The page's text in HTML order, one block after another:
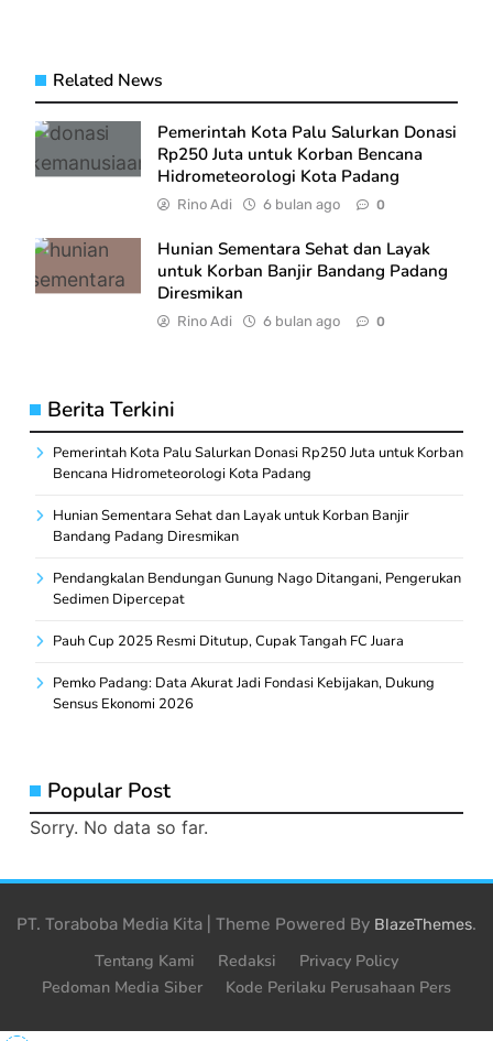
Related News
Pemerintah Kota Palu Salurkan Donasi
Rp250 Juta untuk Korban Bencana
Hidrometeorologi Kota Padang
Rino Adi 6 bulan ago 0
Hunian Sementara Sehat dan Layak
untuk Korban Banjir Bandang Padang
Diresmikan
Rino Adi 6 bulan ago 0
Berita Terkini
Pemerintah Kota Palu Salurkan Donasi Rp250 Juta untuk Korban
Bencana Hidrometeorologi Kota Padang
Hunian Sementara Sehat dan Layak untuk Korban Banjir
Bandang Padang Diresmikan
Pendangkalan Bendungan Gunung Nago Ditangani, Pengerukan
Sedimen Dipercepat
Pauh Cup 2025 Resmi Ditutup, Cupak Tangah FC Juara
Pemko Padang: Data Akurat Jadi Fondasi Kebijakan, Dukung
Sensus Ekonomi 2026
Popular Post
Sorry. No data so far.
PT. Toraboba Media Kita | Theme Powered By BlazeThemes.
Tentang Kami Redaksi
Privacy Policy
Pedoman Media Siber
Kode Perilaku Perusahaan Pers